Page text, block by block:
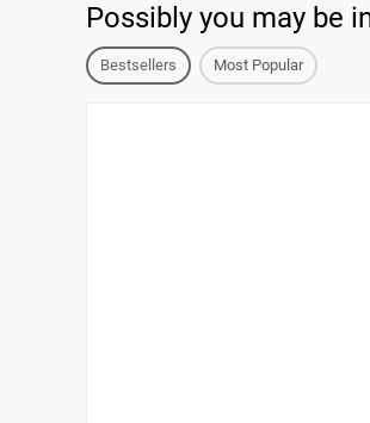
Possibly you may be
Bestsellers Most Popular